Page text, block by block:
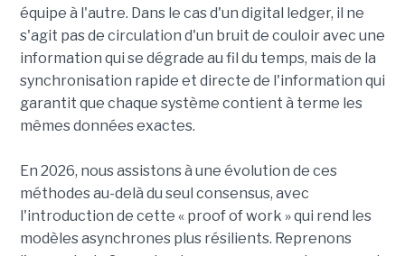
équipe à l'autre. Dans le cas d'un digital ledger, il ne
s'agit pas de circulation d'un bruit de couloir avec une
information qui se dégrade au fil du temps, mais de la
synchronisation rapide et directe de l'information qui
garantit que chaque système contient à terme les
mêmes données exactes.
En 2026, nous assistons à une évolution de ces
méthodes au-delà du seul consensus, avec
l'introduction de cette « proof of work » qui rend les
modèles asynchrones plus résilients. Reprenons